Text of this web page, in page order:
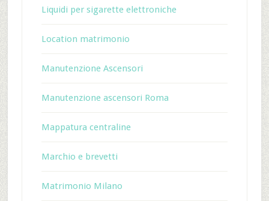
Liquidi per sigarette elettroniche
Location matrimonio
Manutenzione Ascensori
Manutenzione ascensori Roma
Mappatura centraline
Marchio e brevetti
Matrimonio Milano